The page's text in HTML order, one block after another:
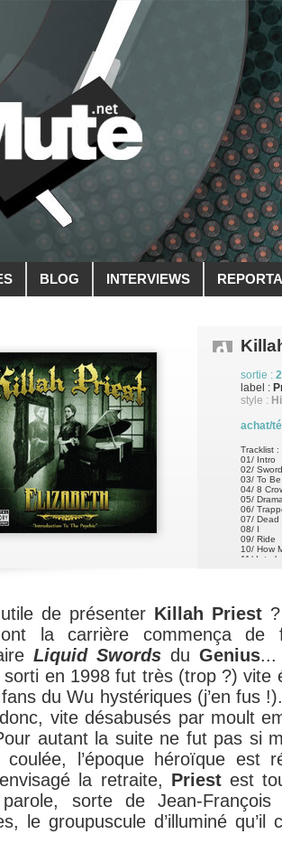
BLOG INTERVIEWS
sortie :
label :
style :
achat/
Tracklist :
01/ Intro
02/
03/ To
04/ 8
05/
06/
07/ Dead
08/ I
09/ Ride
10/ How
11/
16/ Color
de présenter Killah Priest
la carrière commença de
Liquid Swordsdu Genius...
sorti en 1998 fut très (trop ?) vite
du Wu hystériques (j’en fus
vite désabusés par moult
autant la suite ne fut pas si
coulée, l’époque héroïque est
la retraite, Priestest
parole, sorte de Jean-
le groupuscule d’illuminé